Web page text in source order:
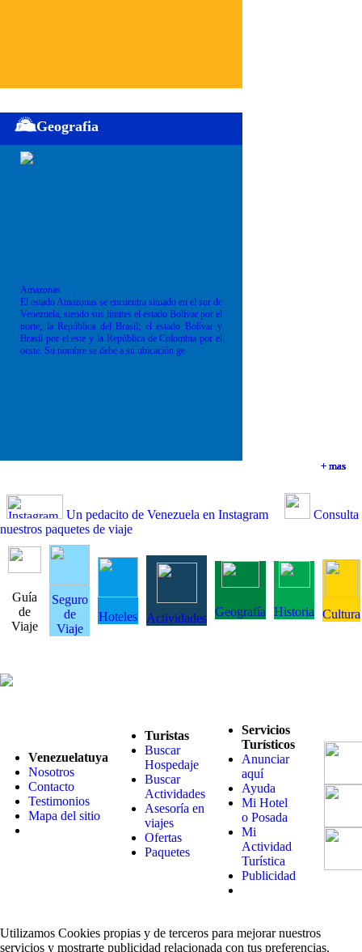
+ mas
+ mas
+ mas
Geografia
Amazonas
El estado Amazonas se encuentra situado en el sur de
Venezuela, siendo sus límites el estado Bolívar por el
norte; la República del Brasil; el estado Bolívar y
Brasil por el este y la República de Colombia por el
oeste. Su nombre se debe a su ubicación ge
+ mas
Un pedacito de Venezuela en Instagram
Consulta
nuestros paquetes de viaje
Guía
de
Viaje
Seguro
de
Viaje
Hoteles Actividades Geografía Historia Cultura
Venezuelatuya
Nosotros
Contacto
Testimonios
Mapa del sitio
Turistas
Buscar
Hospedaje
Buscar
Actividades
Asesoría en
viajes
Ofertas
Paquetes
Servicios
Turísticos
Anunciar
aquí
Ayuda
Mi Hotel
o Posada
Mi
Actividad
Turística
Publicidad
Utilizamos Cookies propias y de terceros para mejorar nuestros
servicios y mostrarte publicidad relacionada con tus preferencias.